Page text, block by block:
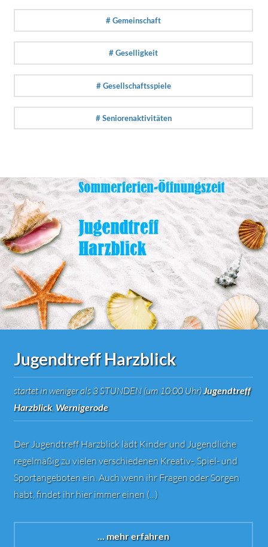
# Gemeinschaft
# Geselligkeit
# Gesellschaftsspiele
# Seniorenaktivitäten
Jugendtreff Harzblick
startet in weniger als 3 STUNDEN (um 10:00 Uhr) Jugendtreff
Harzblick, Wernigerode
Der Jugendtreff Harzblick lädt Kinder und Jugendliche
regelmäßig zu vielen verschiedenen Kreativ-, Spiel- und
Sportangeboten ein. Auch wenn ihr Fragen oder Sorgen
habt, findet ihr hier immer einen (...)
... mehr erfahren